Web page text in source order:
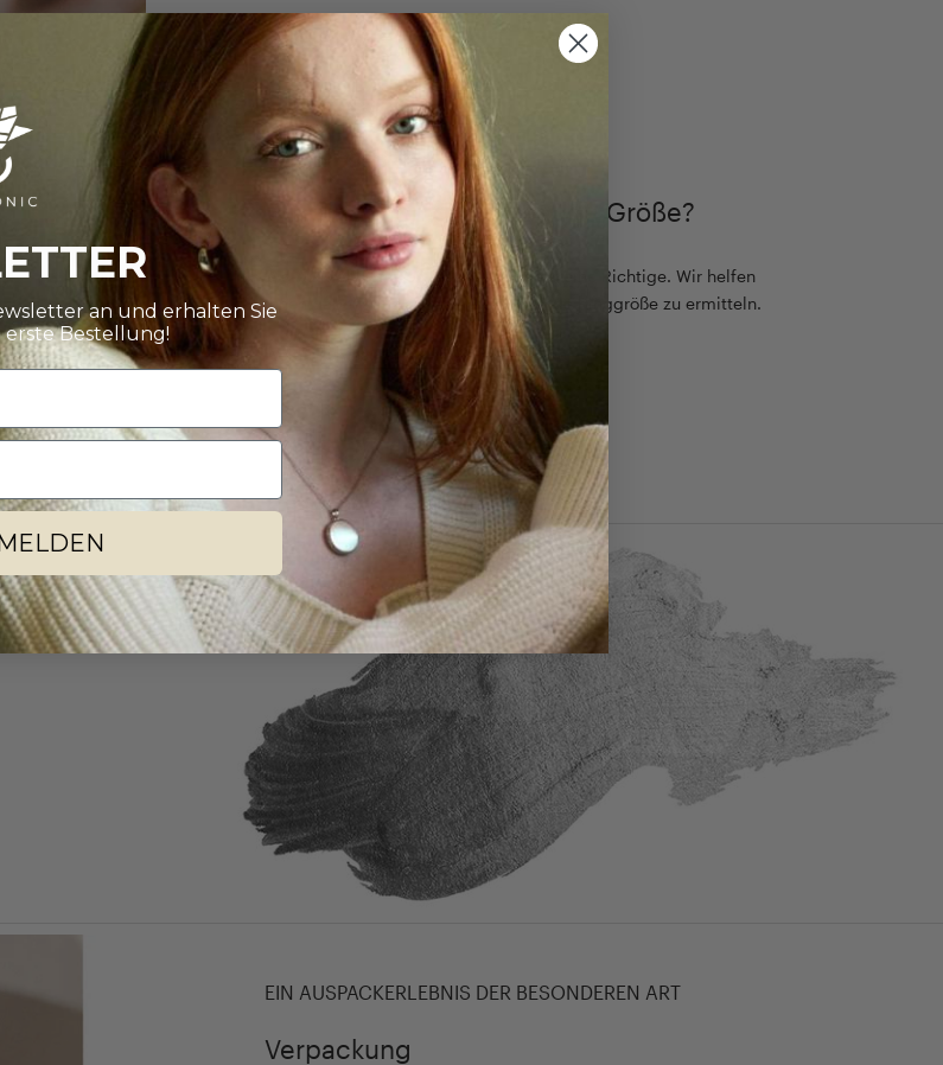
RINGRÖSSE BESTIMMEN
Wie finde ich die passende Größe?
Die Auswahl ist groß, aber es gibt nur eine Richtige. Wir helfen
Ihnen dabei ganz einfach die passende Ringgröße zu ermitteln.
Weiter zu unserem Ringgrößen - Guide
EIN AUSPACKERLEBNIS DER BESONDEREN ART
Verpackung
an und erhalten Sie
erste Bestellung!